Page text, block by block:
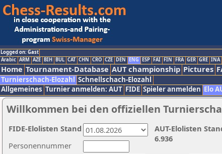
Logged on: Gast
Arabic ARM AZE BIH BUL CAT CHN CRO CZE DEN ENG ESP FAI FIN FRA GER GRE INA
Home Tournament-Database AUT championship Pictures
Turnierschach-Elozahl Schnellschach-Elozahl
Allgemeines Turnier anmelden: AUT FIDE Spieler anmelden Elo
Willkommen bei den offiziellen
Personennummer
AUT-Elolisten
6.936
FIDE-Elolisten Stand